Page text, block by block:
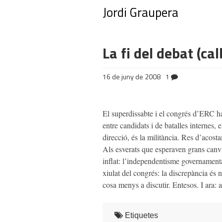
Jordi Graupera
La fi del debat
16 de juny de 2008 1
El superdissabte i el congrés d’ERC
entre candidats i de batalles internes,
direcció, és la militància. Res
Als esverats que esperaven grans
inflat: l’independentisme
xiulat del congrés: la discrepància és
cosa menys a discutir. Entesos. I ara:
Etiquetes